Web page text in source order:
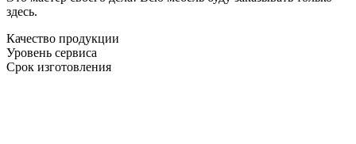
здесь.
Качество продукции
Уровень сервиса
Срок изготовления